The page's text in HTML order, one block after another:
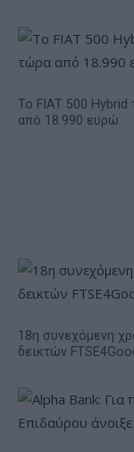
Το FIAT 500 Hybrid
από 18.990 ευρώ
18η συνεχόμενη
δεικτών